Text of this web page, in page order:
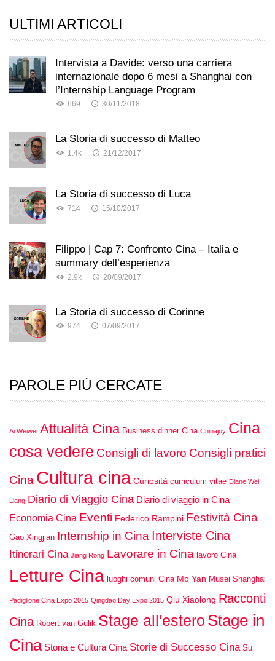
ULTIMI ARTICOLI
Intervista a Davide: verso una carriera
internazionale dopo 6 mesi a Shanghai con
l’Internship Language Program
669 30/11/2018
La Storia di successo di Matteo
1.4k 21/12/2017
La Storia di successo di Luca
714 15/10/2017
Filippo | Cap 7: Confronto Cina – Italia e
summary dell’esperienza
2.9k 20/09/2017
La Storia di successo di Corinne
974 07/09/2017
PAROLE PIÙ CERCATE
Ai Weiwei Attualità Cina Business dinner Cina Chinajoy Cina
cosa vedere Consigli di lavoro Consigli pratici
Cina Cultura cina Curiosità curriculum vitae Diane Wei
Liang Diario di Viaggio Cina Diario di viaggio in Cina
Economia Cina Eventi Federico Rampini Festività Cina
Gao Xingjian Internship in Cina Interviste Cina
Itinerari Cina Jiang Rong Lavorare in Cina lavoro Cina
Letture Cina luoghi comuni Cina Mo Yan Musei Shanghai
Padiglione Cina Expo 2015 Qingdao Day Expo 2015 Qiu Xiaolong Racconti
Cina Robert van Gulik Stage all'estero Stage in
Cina Storia e Cultura Cina Storie di Successo Cina Su